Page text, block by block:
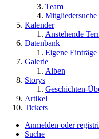
Team
Mitgliedersuche
Kalender
Anstehende
Datenbank
Eigene Einträge
Galerie
Alben
Storys
Geschichten-
Artikel
Tickets
Anmelden oder
Suche